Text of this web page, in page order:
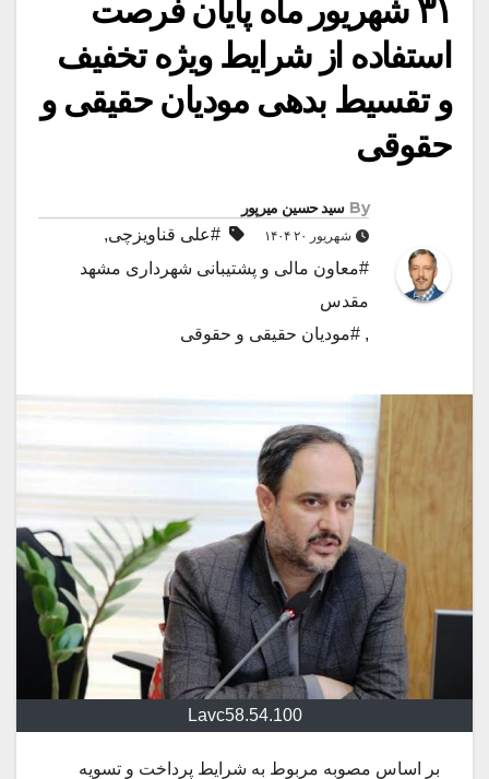
۳۱ شهریور ماه پایان فرصت
استفاده از شرایط ویژه تخفیف
و تقسیط بدهی مودیان حقیقی و
حقوقی
By سید حسین میرپور
شهریور ۲۰ ۱۴۰۴ #علی قناویزچی,
#معاون مالی و پشتیبانی شهرداری مشهد
مقدس
, #مودیان حقیقی و حقوقی
Lavc58.54.100
بر اساس مصوبه مربوط به شرایط پرداخت و تسویه